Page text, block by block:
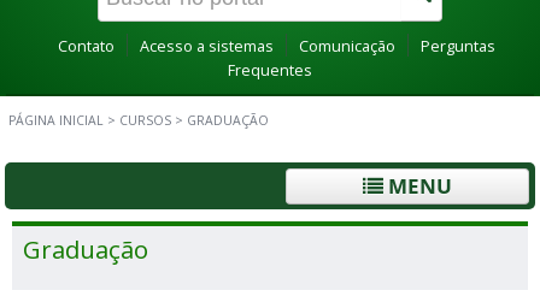
Contato Acesso a sistemas Comunicação
Perguntas
Frequentes
PÁGINA INICIAL > CURSOS > GRADUAÇÃO
MENU
Graduação